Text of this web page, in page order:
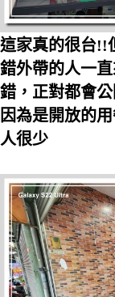
這家真的很台!!
錯外帶的人一
錯，正對都會
因為是開放的
人很少